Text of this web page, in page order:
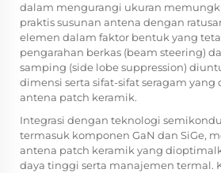
dalam mengurangi ukuran
praktis susunan antena dengan
elemen dalam faktor bentuk yang
pengarahan berkas (beam steering)
samping (side lobe suppression)
dimensi serta sifat-sifat seragam
antena patch keramik.
Integrasi dengan teknologi
termasuk komponen GaN dan SiGe,
antena patch keramik yang
daya tinggi serta manajemen termal.